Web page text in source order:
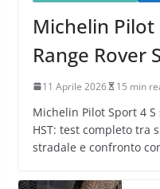
Michelin Pilot
Range Rover
11 Aprile 2026 15 min
Michelin Pilot Sport 4 S
HST: test completo tra
stradale e confronto